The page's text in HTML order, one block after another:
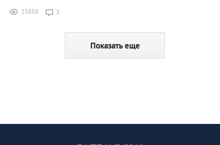
23858 3
Показать еще